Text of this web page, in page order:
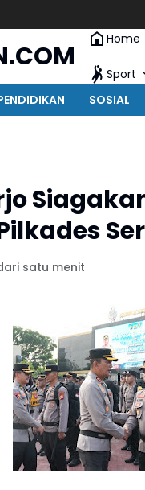
Home
Sport
SOSIAL
satu menit